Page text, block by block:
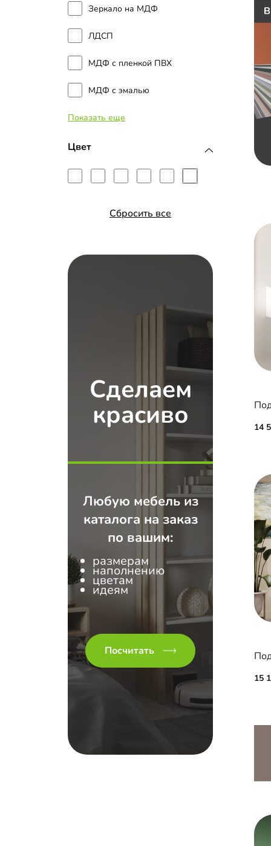
Зеркало на МДФ
ЛДСП
МДФ с пленкой ПВХ
МДФ с эмалью
Зеркало с фацетом 10 мм
Показать еще
Цвет
Сбросить все
Сделаем
красиво
Любую мебель из
каталога на заказ
по вашим:
размерам
наполнению
цветам
идеям
Посчитать
14
15